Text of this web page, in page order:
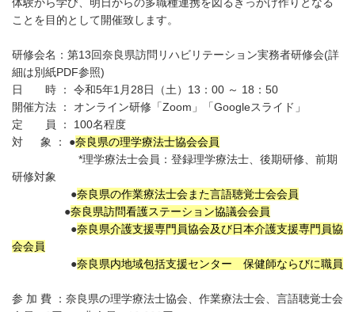
ことを目的として開催致します。
研修会名：第13回奈良県訪問リハビリテーション実務者研修会(詳
細は別紙PDF参照)
日 時 ： 令和5年1月28日（土）13：00 ～ 18：50
開催方法 ： オンライン研修「Zoom」「Googleスライド」
定 員 ： 100名程度
対 象 ： ●奈良県の理学療法士協会会員
*理学療法士会員：登録理学療法士、後期研修、前期
研修対象
●奈良県の作業療法士会また言語聴覚士会会員
●奈良県訪問看護ステーション協議会会員
●奈良県介護支援専門員協会及び日本介護支援専門員協
会会員
●奈良県内地域包括支援センター 保健師ならびに職員
参 加 費 ：奈良県の理学療法士協会、作業療法士会、言語聴覚士会